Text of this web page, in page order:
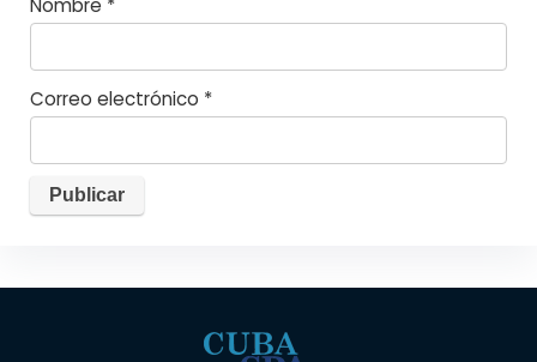
Nombre *
Correo electrónico *